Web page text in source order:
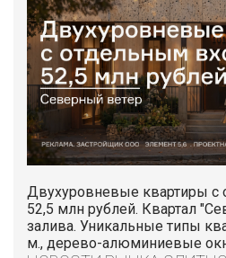
Двухуровневые квартиры с
52,5 млн рублей. Квартал
залива. Уникальные типы
м., дерево-алюминиевые